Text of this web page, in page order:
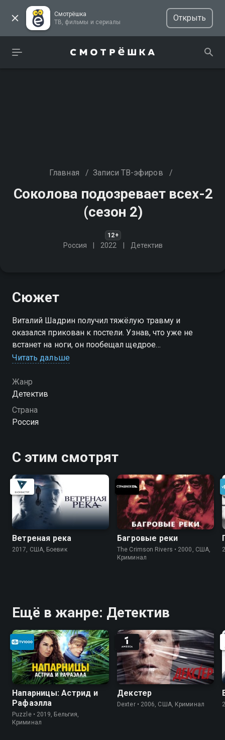
Смотрёшка
ТВ, фильмы и сериалы
Открыть
Главная / Записи ТВ-эфиров /
Соколова подозревает всех-2
(сезон 2)
12+
Россия 2022 Детектив
Сюжет
Виталий Шадрин получил тяжёлую травму и
оказался прикован к постели. Узнав, что уже не
встанет на ноги, он пообещал щедрое
вознаграждение тому, кто отправит его на тот свет.
Посмотреть онлайн 2 сезон сериала Соколова
подозревает всех-2 вы можете совершенно
бесплатно в хорошем HD качестве на Смотрёшке
Читать дальше
Жанр
Детектив
Страна
Россия
С этим смотрят
Ветреная река
2017, США, Боевик
Багровые реки
The Crimson Rivers • 2000, США,
Криминал
Ещё в жанре: Детектив
Напарницы: Астрид и
Рафаэлла
Puzzle • 2019, Бельгия,
Криминал
Декстер
Dexter • 2006, США, Криминал